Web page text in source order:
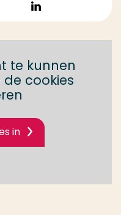
Volg op
LinkedIn
te kunnen
cookies
in